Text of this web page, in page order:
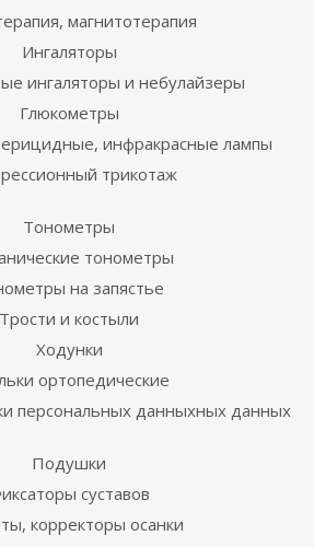
магнитотерапия
Ингаляторы
ингаляторы и небулайзеры
Глюкометры
инфракрасные лампы
трикотаж
Тонометры
тонометры
на запястье
Трости и костыли
Ходунки
ортопедические
персональных данныхных данных
Подушки
суставов
корректоры осанки